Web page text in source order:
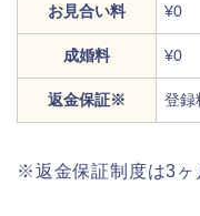
お見合い料 ¥0
成婚料 ¥0
返金保証※ 登録
※返金保証制度は3ヶ